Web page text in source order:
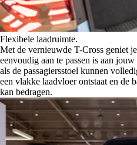
Flexibele laadruimte.
Met de vernieuwde T-Cross geniet
eenvoudig aan te passen is aan
als de passagiersstoel kunnen
een vlakke laadvloer ontstaat en de
kan bedragen.